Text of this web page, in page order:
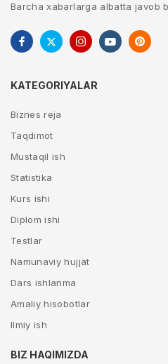
Barcha xabarlarga albatta javob
KATEGORIYALAR
Biznes reja
Taqdimot
Mustaqil ish
Statistika
Kurs ishi
Diplom ishi
Testlar
Namunaviy hujjat
Dars ishlanma
Amaliy hisobotlar
Ilmiy ish
BIZ HAQIMIZDA